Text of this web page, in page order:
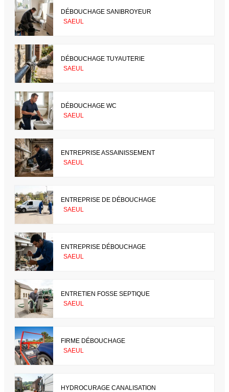
DÉBOUCHAGE SANIBROYEUR
SAEUL
DÉBOUCHAGE TUYAUTERIE
SAEUL
DÉBOUCHAGE WC
SAEUL
ENTREPRISE ASSAINISSEMENT
SAEUL
ENTREPRISE DE DÉBOUCHAGE
SAEUL
ENTREPRISE DÉBOUCHAGE
SAEUL
ENTRETIEN FOSSE SEPTIQUE
SAEUL
FIRME DÉBOUCHAGE
SAEUL
HYDROCURAGE CANALISATION